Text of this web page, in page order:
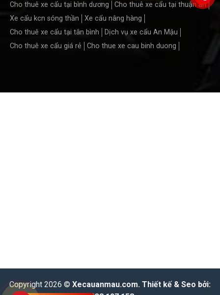
Cho thuê xe cẩu tại bình dương
Cho thuê xe cẩu tại thuận an
Xe cẩu kcn sóng thần
Xe cẩu nâng hàng
Cho thuê xe cẩu tại tân bình
Dịch vụ xe cẩu An Mậu
Cho thuê xe cẩu giá rẻ
Cho thue xe cau binh duong
Copyright 2026 © Xecauanmau.com. Thiết kế & Seo bởi: